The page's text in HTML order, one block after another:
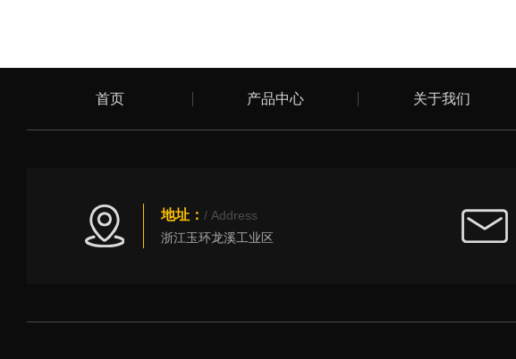
首页 产品中心 关于我们
地址： / Address
浙江玉环龙溪工业区